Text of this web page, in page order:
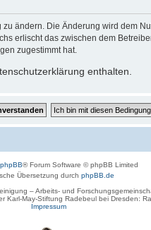
ändern. Die Änderung wird dem
erlischt das zwischen dem
zugestimmt hat.
enthalten.
phpBB® Forum Software © phpBB Limited
Übersetzung durch phpBB.de
– Arbeits- und
Karl-May-Stiftung Radebeul bei Dresden:
Impressum